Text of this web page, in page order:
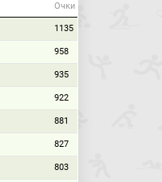
Очки
1135
958
935
922
881
827
803